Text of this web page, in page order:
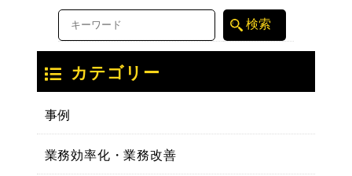
カテゴリー
事例
業務効率化・業務改善